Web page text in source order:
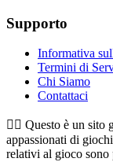
Supporto
Informativa
Termini di
Chi Siamo
Contattaci
👉🏻 Questo è un sito
appassionati di
relativi al gioco